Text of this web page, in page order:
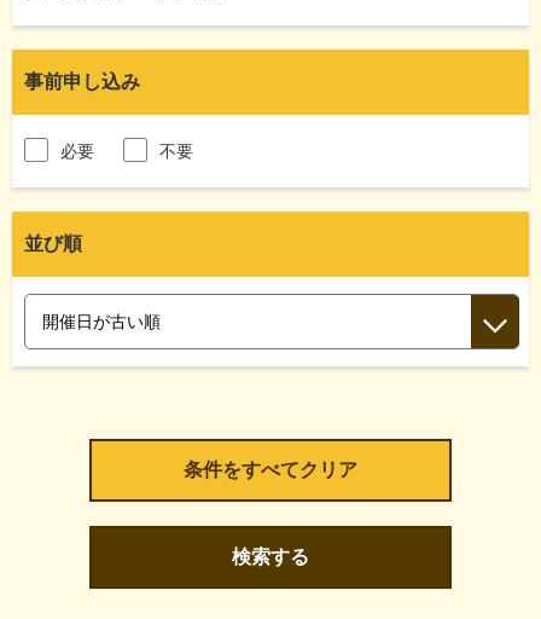
事前申し込み
必要 不要
並び順
検索する